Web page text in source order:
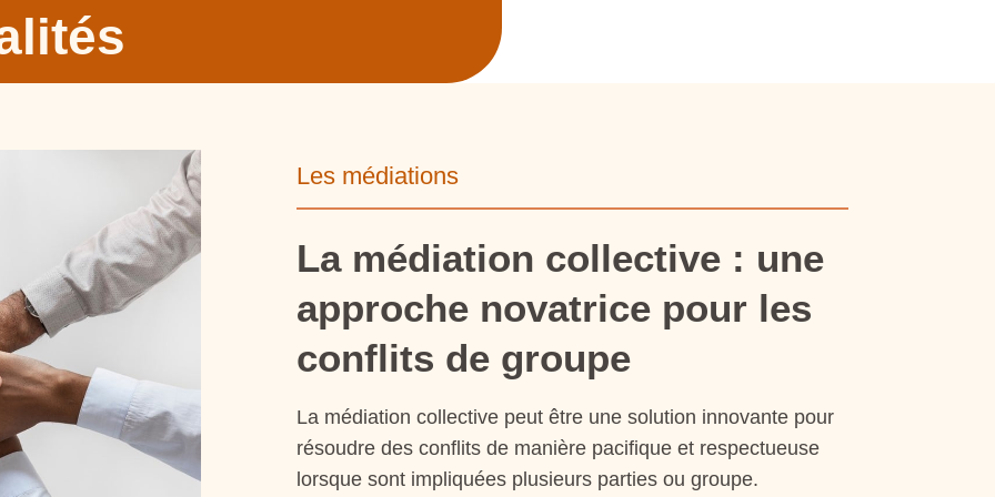
Les médiations
La médiation collective : une
approche novatrice pour les
conflits de groupe
La médiation collective peut être une solution innovante pour
résoudre des conflits de manière pacifique et respectueuse
lorsque sont impliquées plusieurs parties ou groupe.